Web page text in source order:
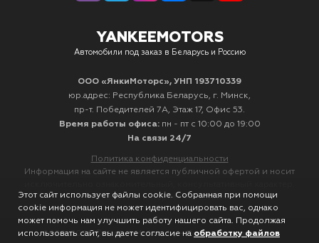
YANKEEMOTORS
Автомобили под заказ в Беларусь и Россию
ООО «ЯнкиМоторс», УНП 193710339
юр.адрес: Республика Беларусь, г. Минск,
пр-т. Победителей 7А, Этаж 17, Офис 53.
Время работы офиса: пн - пт с 10:00 до 19:00
На связи 24/7
Политика конфиденциальности
Информация на сайте не является публичной офертой и носит
Не является интернет-магазином.
2020-2026 © YankeeMotors.by - Все права защищены
Этот сайт использует файлы cookie. Собранная при помощи
cookie информация не может идентифицировать вас, однако
может помочь нам улучшить работу нашего сайта. Продолжая
использовать сайт, вы даете согласие на обработку файлов